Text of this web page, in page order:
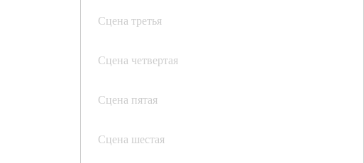
Сцена третья
Сцена четвертая
Сцена пятая
Сцена шестая